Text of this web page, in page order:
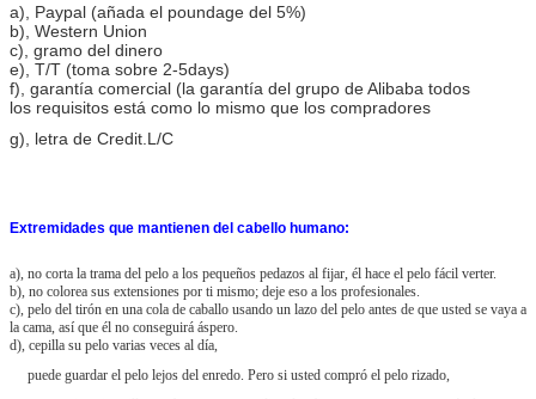
a) , Paypal (añada el poundage del 5%)
b), Western Union
c), gramo del dinero
e), T/T (toma sobre 2-5days)
f), garantía comercial (la garantía del grupo de Alibaba todos
los requisitos está como lo mismo que los compradores
g), letra de Credit.L/C
Extremidades que mantienen del cabello humano:
a), no corta la trama del pelo a los pequeños pedazos al fijar, él hace el pelo fácil verter.
b), no colorea sus extensiones por ti mismo; deje eso a los profesionales.
c), pelo del tirón en una cola de caballo usando un lazo del pelo antes de que usted se vaya a
la cama, así que él no conseguirá áspero.
d), cepilla su pelo varias veces al día,
puede guardar el pelo lejos del enredo. Pero si usted compró el pelo rizado,